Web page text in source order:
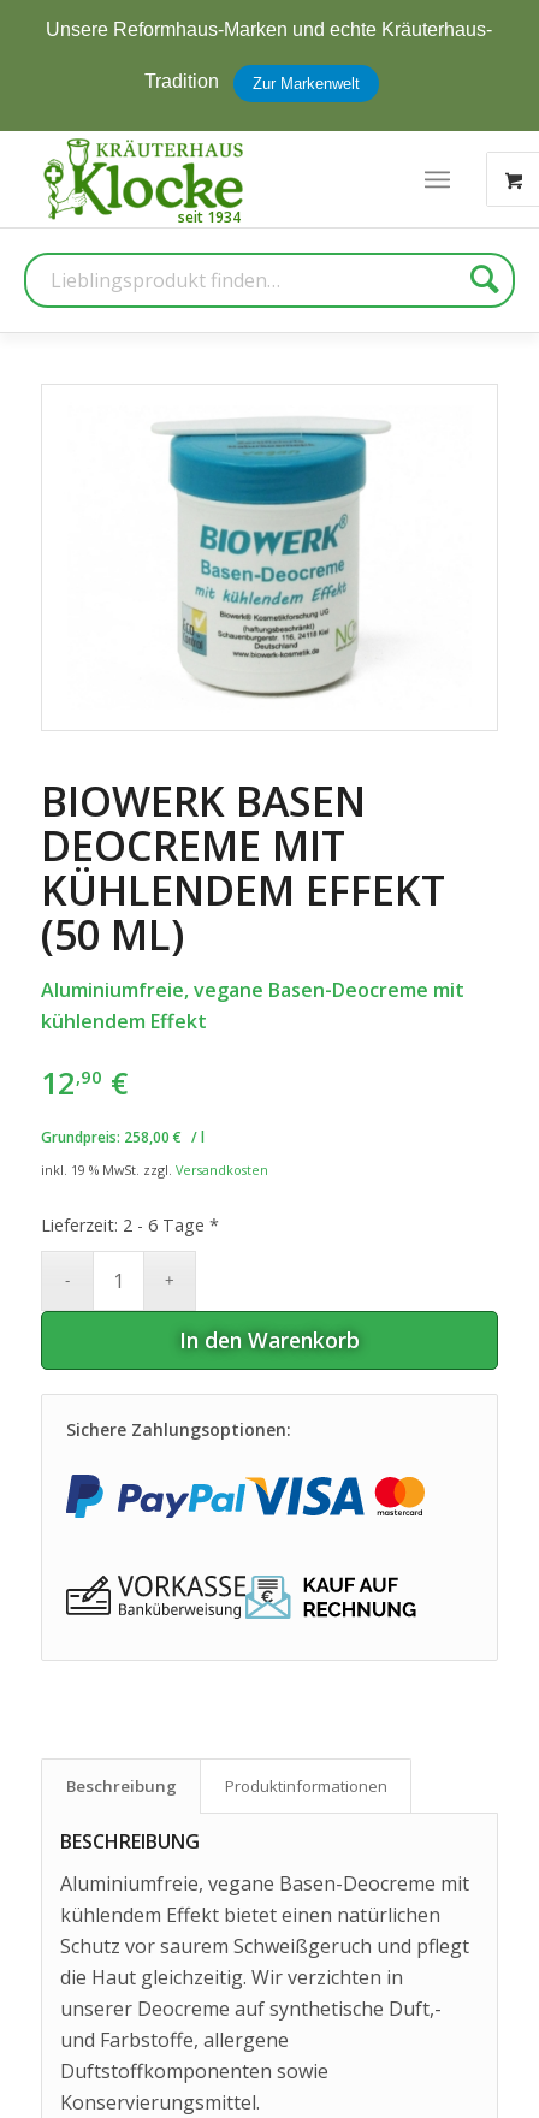
Unsere Reformhaus-Marken und echte Kräuterhaus-
Tradition Zur Markenwelt
Suche
BIOWERK BASEN
DEOCREME MIT
KÜHLENDEM EFFEKT
(50 ML)
Aluminiumfreie, vegane Basen-Deocreme mit
kühlendem Effekt
12,90 €
Grundpreis: 258,00 € /l
inkl. 19 % MwSt. zzgl. Versandkosten
Lieferzeit: 2 - 6 Tage *
In den Warenkorb
Sichere Zahlungsoptionen:
Beschreibung Produkt­informationen
BESCHREIBUNG
Aluminiumfreie, vegane Basen-Deocreme mit
kühlendem Effekt bietet einen natürlichen
Schutz vor saurem Schweißgeruch und pflegt
die Haut gleichzeitig. Wir verzichten in
unserer Deocreme auf synthetische Duft,-
und Farbstoffe, allergene
Duftstoffkomponenten sowie
Konservierungsmittel.